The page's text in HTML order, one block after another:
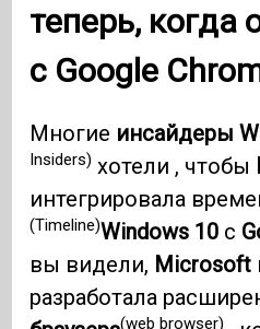
теперь, когда
с Google
Многие инсайдеры
Insiders) хотели , чтобы
интегрировала
(Timeline)Windows 10 с
вы видели, Microsoft
разработала
(web browser)